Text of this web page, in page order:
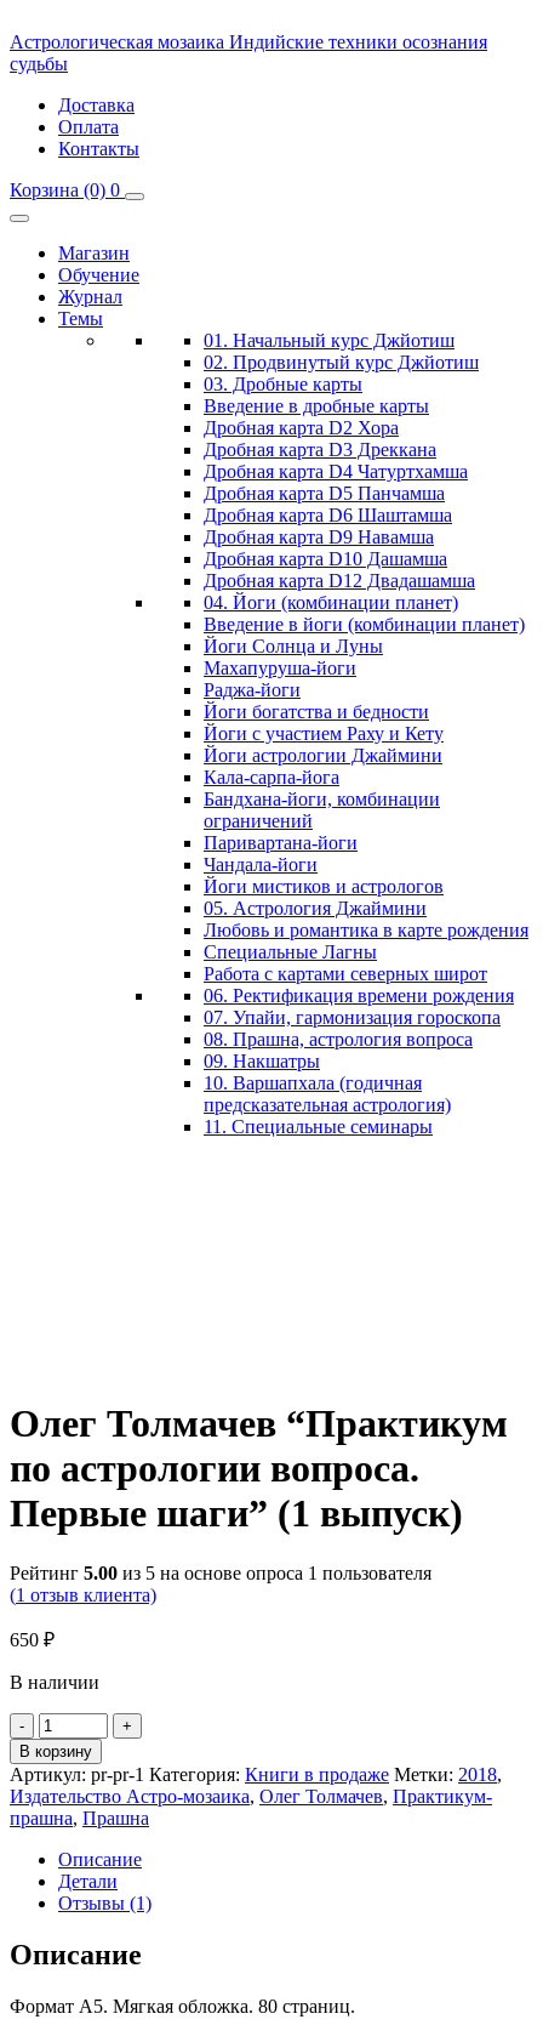
Астрологическая мозаика Индийские техники осознания
судьбы
Доставка
Оплата
Контакты
Корзина (0) 0
Магазин
Обучение
Журнал
Темы
01. Начальный курс Джйотиш
02. Продвинутый курс Джйотиш
03. Дробные карты
Введение в дробные карты
Дробная карта D2 Хора
Дробная карта D3 Дреккана
Дробная карта D4 Чатуртхамша
Дробная карта D5 Панчамша
Дробная карта D6 Шаштамша
Дробная карта D9 Навамша
Дробная карта D10 Дашамша
Дробная карта D12 Двадашамша
04. Йоги (комбинации планет)
Введение в йоги (комбинации планет)
Йоги Солнца и Луны
Махапуруша-йоги
Раджа-йоги
Йоги богатства и бедности
Йоги с участием Раху и Кету
Йоги астрологии Джаймини
Кала-сарпа-йога
Бандхана-йоги, комбинации
ограничений
Паривартана-йоги
Чандала-йоги
Йоги мистиков и астрологов
05. Астрология Джаймини
Любовь и романтика в карте рождения
Специальные Лагны
Работа с картами северных широт
06. Ректификация времени рождения
07. Упайи, гармонизация гороскопа
08. Прашна, астрология вопроса
09. Накшатры
10. Варшапхала (годичная
предсказательная астрология)
11. Специальные семинары
Олег Толмачев “Практикум
по астрологии вопроса.
Первые шаги” (1 выпуск)
Рейтинг 5.00 из 5 на основе опроса 1 пользователя
(1 отзыв клиента)
650 ₽
В наличии
Количество
товара
Олег
Толмачев
"Практикум
по
астрологии
вопроса.
Первые
шаги"
(1
выпуск)
-
+
В корзину
Артикул: pr-pr-1 Категория: Книги в продаже Метки: 2018,
Издательство Астро-мозаика, Олег Толмачев, Практикум-
прашна, Прашна
Описание
Детали
Отзывы (1)
Описание
Формат А5. Мягкая обложка. 80 страниц.